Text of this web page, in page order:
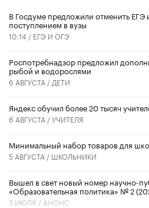
В Госдуме предложили отменить ЕГЭ
поступлением в вузы
10:14 / ЕГЭ И ОГЭ
Роспотребнадзор предложил
рыбой и водорослями
6 АВГУСТА / ДЕТИ
​Яндекс обучил более 20 тысяч
6 АВГУСТА /УЧИТЕЛЯ
Минимальный набор товаров для
5 АВГУСТА / ШКОЛЬНИКИ
Вышел в свет новый номер научно-
«Образовательная политика» № 2
3 ИЮЛЯ / АНОНС